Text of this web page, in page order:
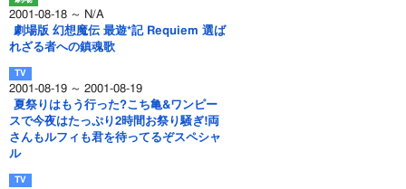
2001-08-18 ～ N/A
劇場版 幻想魔伝 最遊*記 Requiem 選ば
れざる者への鎮魂歌
2001-08-19 ～ 2001-08-19
夏祭りはもう行った?こち亀&ワンピー
スで今夜はたっぷり2時間お祭り騒ぎ!両
さんもルフィも君を待ってるぞスペシャ
ル